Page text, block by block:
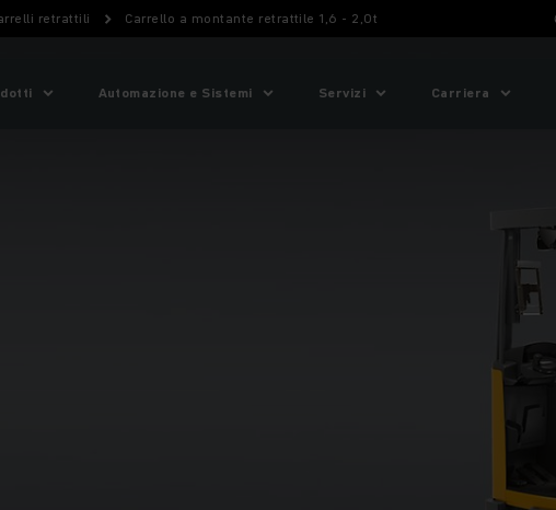
retrattili Carrello a montante retrattile 1,6 - 2,0t
Automazione e Sistemi Servizi Carriera